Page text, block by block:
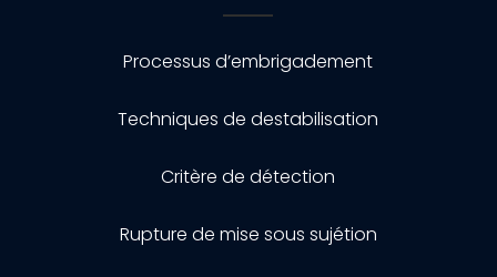
Processus d’embrigadement
Techniques de destabilisation
Critère de détection
Rupture de mise sous sujétion